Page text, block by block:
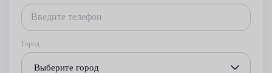
Город
Выберите город